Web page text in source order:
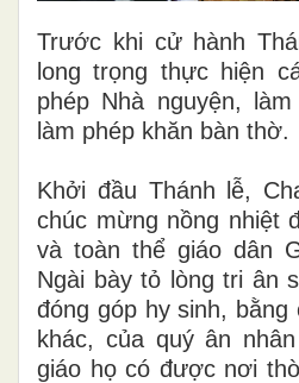
Trước khi cử hành
long trọng thực hiện
phép Nhà nguyện,
làm phép khăn bàn thờ.
Khởi đầu Thánh lễ,
chúc mừng nồng nhiệt
và toàn thể giáo dân
Ngài bày tỏ lòng tri ân
đóng góp hy sinh, bằng
khác, của quý ân
giáo họ có được nơi